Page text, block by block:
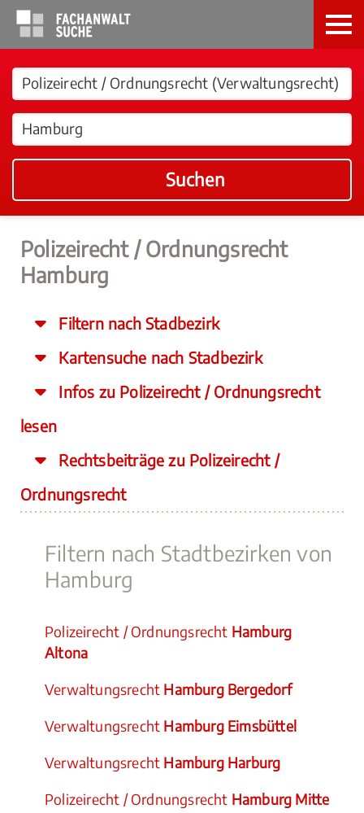
Suchen
Polizeirecht / Ordnungsrecht
Hamburg
Filtern nach Stadbezirk
Kartensuche nach Stadbezirk
Infos zu Polizeirecht / Ordnungsrecht
lesen
Rechtsbeiträge zu Polizeirecht /
Ordnungsrecht
Filtern nach Stadtbezirken von
Hamburg
Polizeirecht / Ordnungsrecht Hamburg
Altona
Verwaltungsrecht Hamburg Bergedorf
Verwaltungsrecht Hamburg Eimsbüttel
Verwaltungsrecht Hamburg Harburg
Polizeirecht / Ordnungsrecht Hamburg Mitte